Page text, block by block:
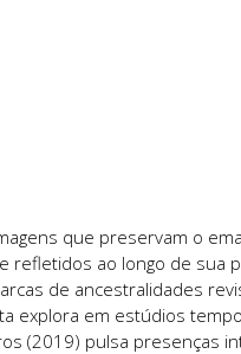
que preservam o
ao longo de sua
de ancestralidades
explora em estúdios
(2019) pulsa presenças